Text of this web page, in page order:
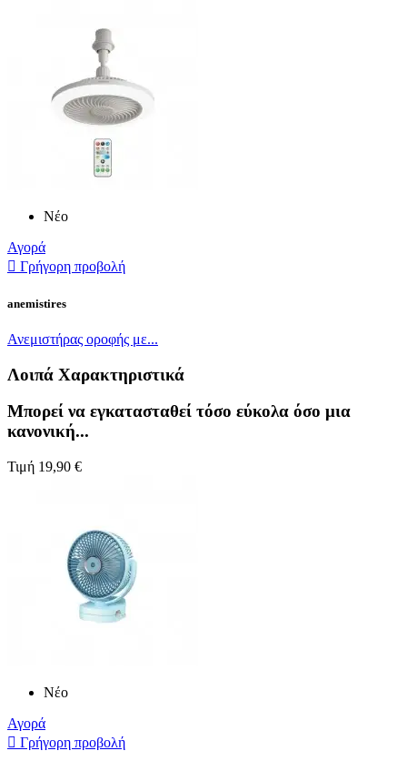
Νέο
Αγορά
 Γρήγορη προβολή
anemistires
Ανεμιστήρας οροφής με...
Λοιπά Χαρακτηριστικά
Μπορεί να εγκατασταθεί τόσο εύκολα όσο μια
κανονική...
Τιμή 19,90 €
Νέο
Αγορά
 Γρήγορη προβολή